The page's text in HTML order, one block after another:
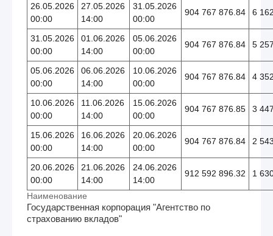
26.05.2026
00:00
27.05.2026
14:00
31.05.2026
00:00
904 767 876.84 6
31.05.2026
00:00
01.06.2026
14:00
05.06.2026
00:00
904 767 876.84 5
05.06.2026
00:00
06.06.2026
14:00
10.06.2026
00:00
904 767 876.84 4
10.06.2026
00:00
11.06.2026
14:00
15.06.2026
00:00
904 767 876.85 3
15.06.2026
00:00
16.06.2026
14:00
20.06.2026
00:00
904 767 876.84 2
20.06.2026
00:00
21.06.2026
14:00
24.06.2026
14:00
912 592 896.32 1
Наименование
Государственная корпорация "Агентство по
страхованию вкладов"